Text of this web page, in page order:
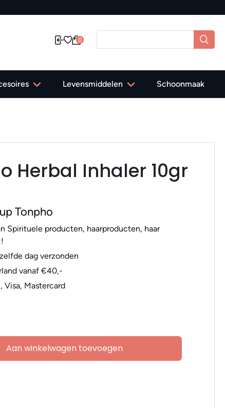
0
Levensmiddelen Schoonmaak
Herbal Inhaler 10gr
Tonpho
Spirituele producten, haarproducten, haar
dag verzonden
vanaf €40,-
Visa, Mastercard
Aan winkelwagen toevoegen